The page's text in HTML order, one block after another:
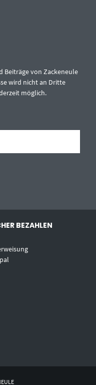
Beiträge von Zackeneule
wird nicht an Dritte
möglich.
BEZAHLEN